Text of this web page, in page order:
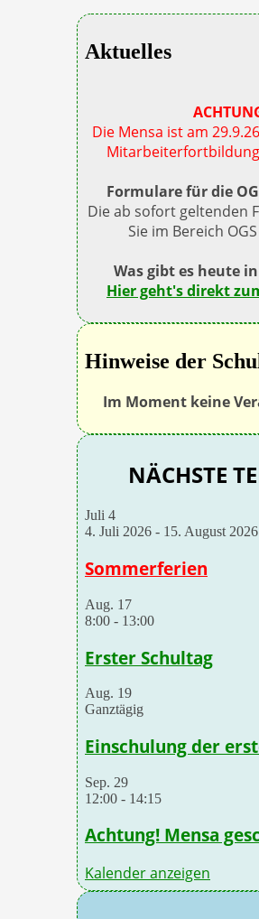
Aktuelles
Die Mensa ist am
Formulare für die
Die ab sofort geltenden
Sie im Bereich
Was gibt es heute
Hier geht's direkt
Hinweise der
Im Moment keine
NÄCHSTE
Juli 4
4. Juli 2026 - 15. August 2026
Sommerferien
Aug. 17
8:00 - 13:00
Erster Schultag
Aug. 19
Ganztägig
Einschulung der
Sep. 29
12:00 - 14:15
Achtung! Mensa
Kalender anzeigen